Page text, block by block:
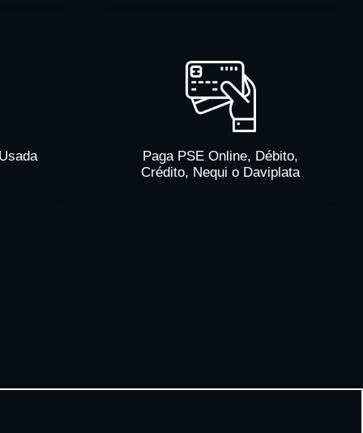
Paga PSE Online, Débito,
Crédito, Nequi o Daviplata